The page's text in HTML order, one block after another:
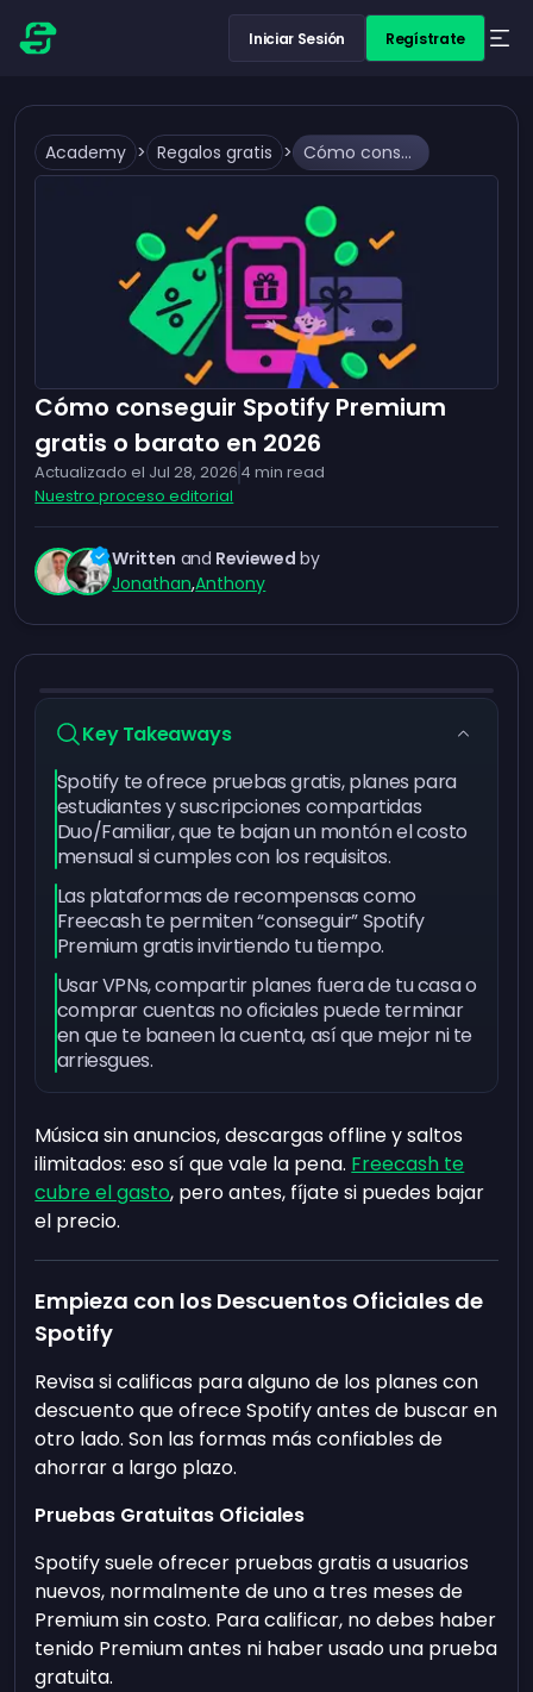
Iniciar Sesión Regístrate
Academy > Regalos gratis > Cómo conseguir Spotify Premium gratis o barato en 2026
Cómo conseguir Spotify Premium
gratis o barato en 2026
Actualizado el Jul 28, 2026 4 min read
Nuestro proceso editorial
Written and Reviewed by
Jonathan,Anthony
Key Takeaways
Spotify te ofrece pruebas gratis, planes para
estudiantes y suscripciones compartidas
Duo/Familiar, que te bajan un montón el costo
mensual si cumples con los requisitos.
Las plataformas de recompensas como
Freecash te permiten “conseguir” Spotify
Premium gratis invirtiendo tu tiempo.
Usar VPNs, compartir planes fuera de tu casa o
comprar cuentas no oficiales puede terminar
en que te baneen la cuenta, así que mejor ni te
arriesgues.
Música sin anuncios, descargas offline y saltos
ilimitados: eso sí que vale la pena. Freecash te
cubre el gasto, pero antes, fíjate si puedes bajar
el precio.
Empieza con los Descuentos Oficiales de
Spotify
Revisa si calificas para alguno de los planes con
descuento que ofrece Spotify antes de buscar en
otro lado. Son las formas más confiables de
ahorrar a largo plazo.
Pruebas Gratuitas Oficiales
Spotify suele ofrecer pruebas gratis a usuarios
nuevos, normalmente de uno a tres meses de
Premium sin costo. Para calificar, no debes haber
tenido Premium antes ni haber usado una prueba
gratuita.